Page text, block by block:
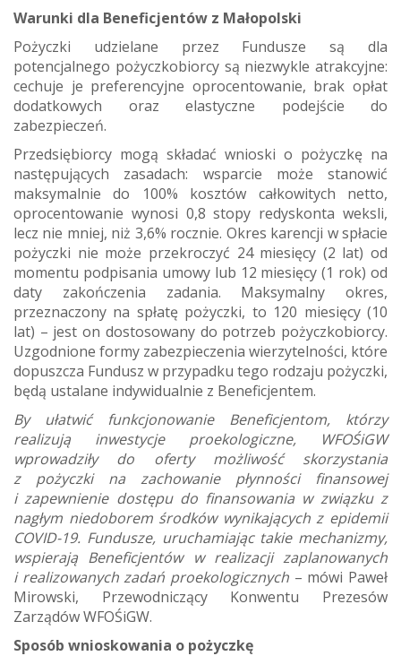
Warunki dla Beneficjentów z Małopolski
Pożyczki udzielane przez Fundusze są dla
potencjalnego pożyczkobiorcy są niezwykle atrakcyjne:
cechuje je preferencyjne oprocentowanie, brak opłat
dodatkowych oraz elastyczne podejście do
zabezpieczeń.
Przedsiębiorcy mogą składać wnioski o pożyczkę na
następujących zasadach: wsparcie może stanowić
maksymalnie do 100% kosztów całkowitych netto,
oprocentowanie wynosi 0,8 stopy redyskonta weksli,
lecz nie mniej, niż 3,6% rocznie. Okres karencji w spłacie
pożyczki nie może przekroczyć 24 miesięcy (2 lat) od
momentu podpisania umowy lub 12 miesięcy (1 rok) od
daty zakończenia zadania. Maksymalny okres,
przeznaczony na spłatę pożyczki, to 120 miesięcy (10
lat) – jest on dostosowany do potrzeb pożyczkobiorcy.
Uzgodnione formy zabezpieczenia wierzytelności, które
dopuszcza Fundusz w przypadku tego rodzaju pożyczki,
będą ustalane indywidualnie z Beneficjentem.
By ułatwić funkcjonowanie Beneficjentom, którzy
realizują inwestycje proekologiczne, WFOŚiGW
wprowadziły do oferty możliwość skorzystania
z pożyczki na zachowanie płynności finansowej
i zapewnienie dostępu do finansowania w związku z
nagłym niedoborem środków wynikających z epidemii
COVID-19. Fundusze, uruchamiając takie mechanizmy,
wspierają Beneficjentów w realizacji zaplanowanych
i realizowanych zadań proekologicznych – mówi Paweł
Mirowski, Przewodniczący Konwentu Prezesów
Zarządów WFOŚiGW.
Sposób wnioskowania o pożyczkę